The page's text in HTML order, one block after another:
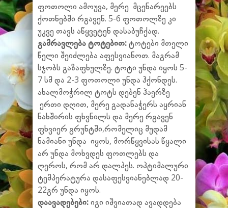
ფოთოლი ამოუვა, მერე მცენარეებს
ქოთნებში რგავენ. 5-6 ფოთოლზე კი
უკვე თავს აწყვეტენ დასაბუჩქად.
გამრავლება ტოტებით:ტოტები მთელი
წელი შეიძლება აფესვიანოთ. მაგრამ
სჯობს გაზაფხულზე. ტოტი უნდა იყოს 5-
7 სმ და 2-3 ფოთოლი უნდა ჰქონდეს.
ახალმოჭრილ ტოტს დებენ ჰაერზე
ერთი დღით, მერე გადანაჭერს აყრიან
ნახშირის ფხვნილს და მერე რგავენ
ფხვიერ გრუნტში,რომელიც მუდამ
ნამიანი უნდა იყოს, მორწყვისას წყალი
არ უნდა მოხვდეს ფოთლებს და
ღეროს, რომ არ დალპეს. ოპტიმალური
ტემპერატურა დასაფესვიანებლად 20-
22გრ უნდა იყოს.
დაავადებები:იგი იშვიათად ავადდება